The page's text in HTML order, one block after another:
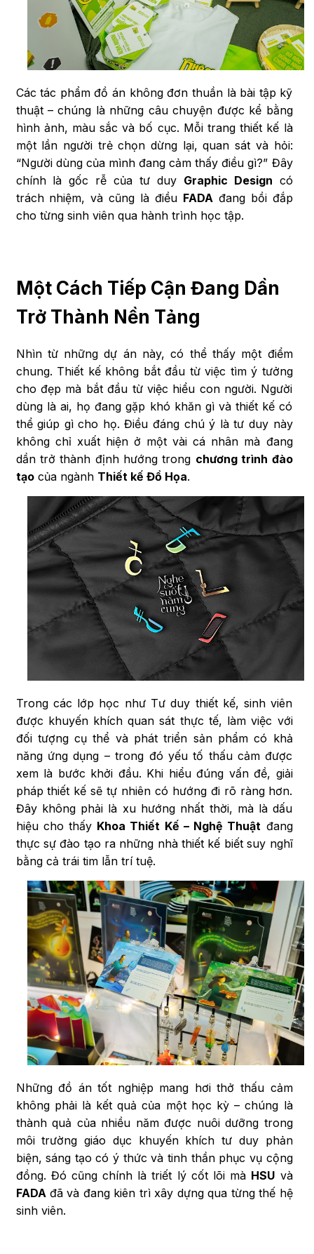
Các tác phẩm đồ án không đơn thuần là bài tập kỹ
thuật – chúng là những câu chuyện được kể bằng
hình ảnh, màu sắc và bố cục. Mỗi trang thiết kế là
một lần người trẻ chọn dừng lại, quan sát và hỏi:
“Người dùng của mình đang cảm thấy điều gì?” Đây
chính là gốc rễ của tư duy Graphic Design có
trách nhiệm, và cũng là điều FADAđang bồi đắp
cho từng sinh viên qua hành trình học tập.
Một Cách Tiếp Cận Đang Dần
Trở Thành Nền Tảng
Nhìn từ những dự án này, có thể thấy một điểm
chung. Thiết kế không bắt đầu từ việc tìm ý tưởng
cho đẹp mà bắt đầu từ việc hiểu con người. Người
dùng là ai, họ đang gặp khó khăn gì và thiết kế có
thể giúp gì cho họ. Điều đáng chú ý là tư duy này
không chỉ xuất hiện ở một vài cá nhân mà đang
dần trở thành định hướng trong chương trình đào
tạocủa ngành Thiết kế Đồ Họa.
Trong các lớp học như Tư duy thiết kế, sinh viên
được khuyến khích quan sát thực tế, làm việc với
đối tượng cụ thể và phát triển sản phẩm có khả
năng ứng dụng – trong đó yếu tố thấu cảm được
xem là bước khởi đầu. Khi hiểu đúng vấn đề, giải
pháp thiết kế sẽ tự nhiên có hướng đi rõ ràng hơn.
Đây không phải là xu hướng nhất thời, mà là dấu
hiệu cho thấy Khoa Thiết Kế – Nghệ Thuật đang
thực sự đào tạo ra những nhà thiết kế biết suy nghĩ
bằng cả trái tim lẫn trí tuệ.
Những đồ án tốt nghiệp mang hơi thở thấu cảm
không phải là kết quả của một học kỳ – chúng là
thành quả của nhiều năm được nuôi dưỡng trong
môi trường giáo dục khuyến khích tư duy phản
biện, sáng tạo có ý thức và tinh thần phục vụ cộng
đồng. Đó cũng chính là triết lý cốt lõi mà HSU và
FADA đã và đang kiên trì xây dựng qua từng thế hệ
sinh viên.